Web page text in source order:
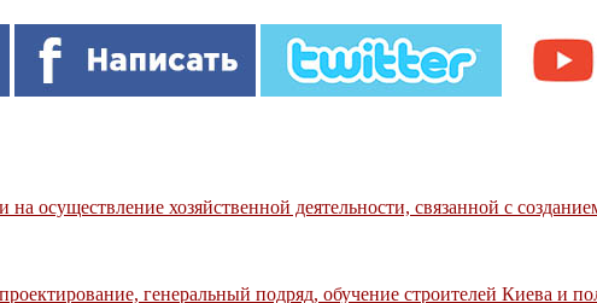
осуществление хозяйственной деятельности, связанной с
генеральный подряд, обучение строителей Киева и